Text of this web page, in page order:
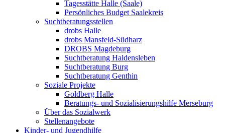
Tagesstätte Halle (Saale)
Persönliches Budget Saalekreis
Suchtberatungsstellen
drobs Halle
drobs Mansfeld-Südharz
DROBS Magdeburg
Suchtberatung Haldensleben
Suchtberatung Burg
Suchtberatung Genthin
Soziale Projekte
Goldberg Halle
Beratungs- und Sozialisierungshilfe Merseburg
Über das Sozialwerk
Stellenangebote
Kinder- und Jugendhilfe